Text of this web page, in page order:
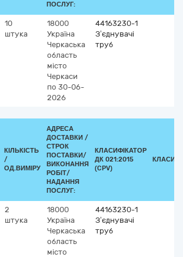
ПОСЛУГ:
10
штука
18000
Україна
Черкаська
область
місто
Черкаси
по 30-06-
2026
44163230-1
З’єднувачі
труб
КІЛЬКІСТЬ
/
ОД.ВИМІРУ
АДРЕСА
ДОСТАВКИ /
СТРОК
ПОСТАВКИ/
ВИКОНАННЯ
РОБІТ/
НАДАННЯ
ПОСЛУГ:
КЛАСИФІКАТОР
ДК 021:2015
(CPV)
2
штука
18000
Україна
Черкаська
область
місто
44163230-1
З’єднувачі
труб